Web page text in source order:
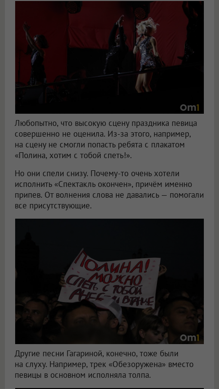
Любопытно, что высокую сцену праздника певица
совершенно не оценила. Из-за этого, например,
на сцену не смогли попасть ребята с плакатом
«Полина, хотим с тобой спеть!».
Но они спели снизу. Почему-то очень хотели
исполнить «Спектакль окончен», причём именно
припев. От волнения слова не давались — помогали
все присутствующие.
Другие песни Гагариной, конечно, тоже были
на слуху. Например, трек «Обезоружена» вместо
певицы в основном исполняла толпа.